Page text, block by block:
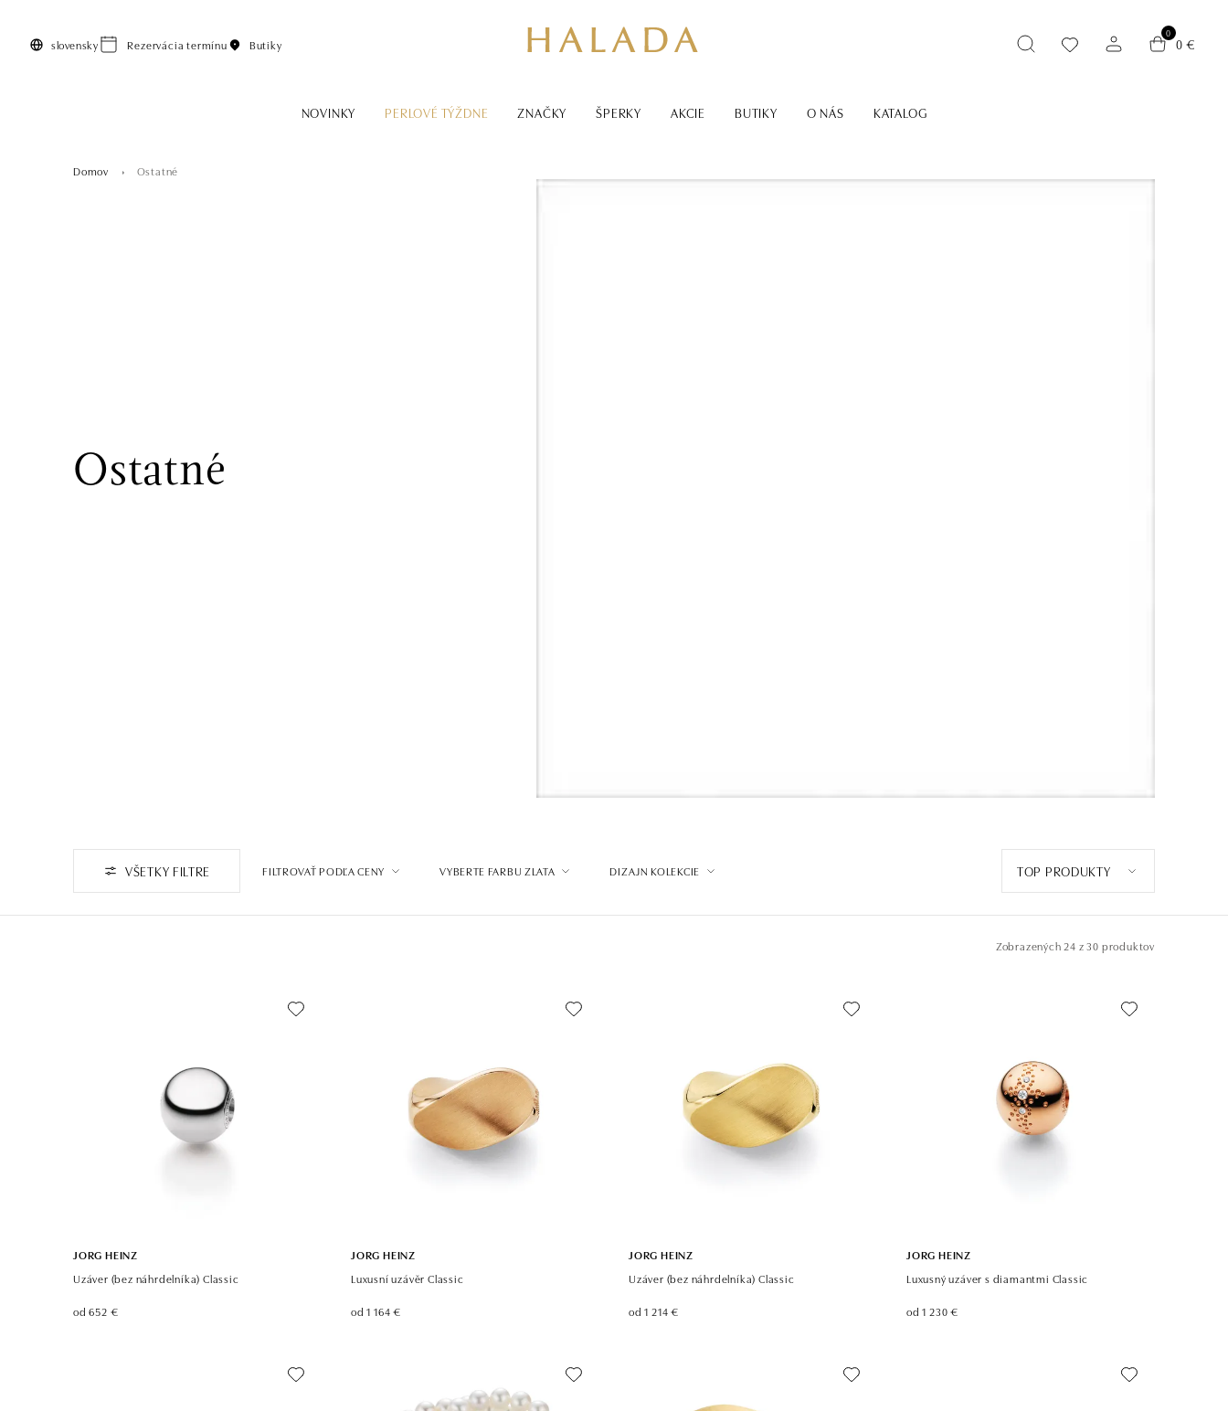
slovensky Rezervácia termínu Butiky
0
0 €
NOVINKY PERLOVÉ TÝŽDNE ZNAČKY ŠPERKY AKCIE BUTIKY O NÁS KATALOG
Domov Ostatné
Ostatné
VŠETKY FILTRE FILTROVAŤ PODĽA CENY VYBERTE FARBU ZLATA DIZAJN KOLEKCIE TOP PRODUKTY
Zobrazených24 z 30 produktov
JORG HEINZ
Uzáver (bez náhrdelníka) Classic
od 652 €
JORG HEINZ
Luxusní uzávěr Classic
od 1 164 €
JORG HEINZ
Uzáver (bez náhrdelníka) Classic
od 1 214 €
JORG HEINZ
Luxusný uzáver s diamantmi Classic
od 1 230 €